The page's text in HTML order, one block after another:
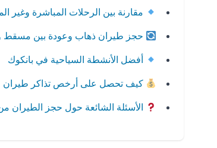
مقارنة بين الرحلات المباشرة وغير
حجز طيران ذهاب وعودة بين مسقط
أفضل الأنشطة السياحية في بانكوك
كيف تحصل على أرخص تذاكر طيران
الأسئلة الشائعة حول حجز الطيران